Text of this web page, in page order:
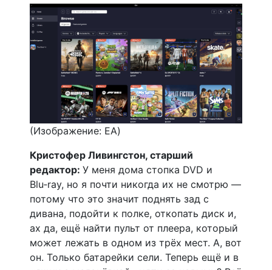
(Изображение: EA)
Кристофер Ливингстон, старший
редактор: У меня дома стопка DVD и
Blu‑ray, но я почти никогда их не смотрю —
потому что это значит поднять зад с
дивана, подойти к полке, откопать диск и,
ах да, ещё найти пульт от плеера, который
может лежать в одном из трёх мест. А, вот
он. Только батарейки сели. Теперь ещё и в